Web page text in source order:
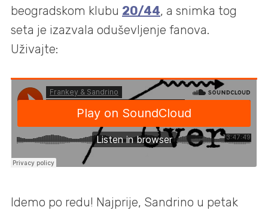
beogradskom klubu 20/44, a snimka tog
seta je izazvala oduševljenje fanova.
Uživajte:
Idemo po redu! Najprije, Sandrino u petak